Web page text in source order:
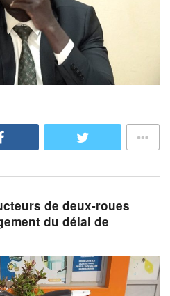
de deux-roues
du délai de